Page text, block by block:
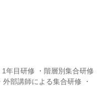
部講師による集合研修 ・